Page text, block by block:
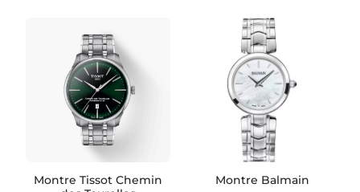
Montre Tissot Chemin
Montre Balmain